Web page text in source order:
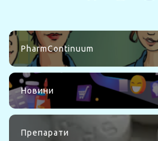
PharmContinuum
Новини
Препарати